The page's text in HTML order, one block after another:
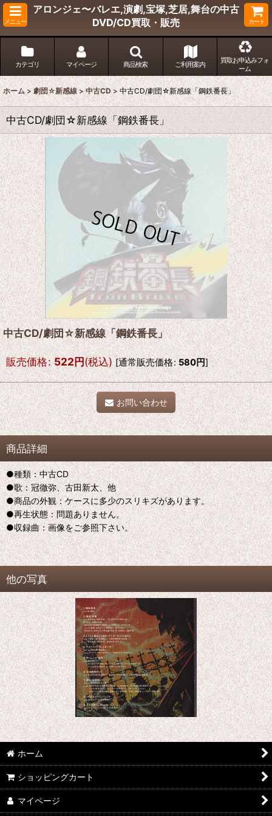
メニュー
アロンジェ〜バレエ,演劇,宝塚,芝居,舞台の中古
DVD/CD買取・販売
カート
カテゴリ マイページ 商品検索 ご利用案内
買取お申込みフォ
ーム
ホーム > 劇団☆新感線 > 中古CD > 中古CD/劇団☆新感線「鋼鉄番長」
中古CD/劇団☆新感線「鋼鉄番長」
中古CD/劇団☆新感線「鋼鉄番長」
販売価格: 522円(税込) [通常販売価格: 580円]
お問い合わせ
商品詳細
●種類：中古CD
●歌：冠徹弥、古田新太、他
●商品の外観：ケースに多少のスリキズがあります。
●再生状態：問題ありません。
●収録曲：画像をご参照下さい。
他の写真
ホーム
ショッピングカート
マイページ